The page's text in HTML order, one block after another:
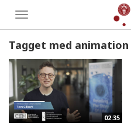
Toggle
menu
Tagget med animation
02:35